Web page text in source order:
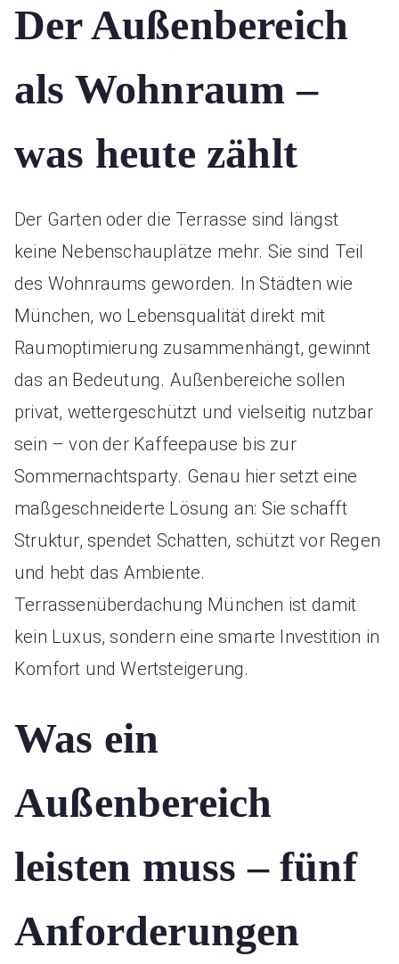
Der Außenbereich
als Wohnraum –
was heute zählt
Der Garten oder die Terrasse sind längst
keine Nebenschauplätze mehr. Sie sind Teil
des Wohnraums geworden. In Städten wie
München, wo Lebensqualität direkt mit
Raumoptimierung zusammenhängt, gewinnt
das an Bedeutung. Außenbereiche sollen
privat, wettergeschützt und vielseitig nutzbar
sein – von der Kaffeepause bis zur
Sommernachtsparty. Genau hier setzt eine
maßgeschneiderte Lösung an: Sie schafft
Struktur, spendet Schatten, schützt vor Regen
und hebt das Ambiente.
Terrassenüberdachung München ist damit
kein Luxus, sondern eine smarte Investition in
Komfort und Wertsteigerung.
Was ein
Außenbereich
leisten muss – fünf
Anforderungen